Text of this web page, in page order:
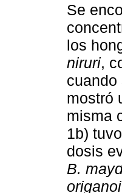
Se
los
niruri,
mostró
misma
1b)
dosis
B.